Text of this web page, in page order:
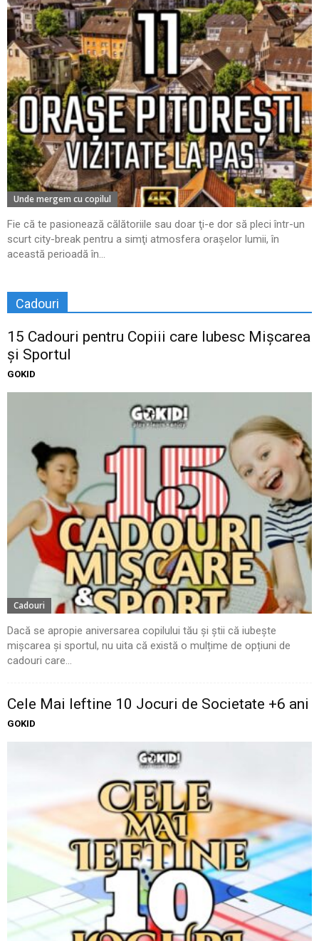
Unde mergem cu copilul
Fie că te pasionează călătoriile sau doar ţi-e dor să pleci într-un
scurt city-break pentru a simţi atmosfera oraşelor lumii, în
această perioadă în...
Cadouri
15 Cadouri pentru Copiii care Iubesc Mișcarea
și Sportul
GOKID
Cadouri
Dacă se apropie aniversarea copilului tău și știi că iubește
mișcarea și sportul, nu uita că există o mulțime de opțiuni de
cadouri care...
Cele Mai Ieftine 10 Jocuri de Societate +6 ani
GOKID